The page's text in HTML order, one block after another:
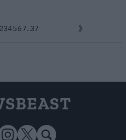
234 5 6 7...37